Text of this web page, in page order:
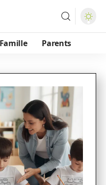
Famille Parents